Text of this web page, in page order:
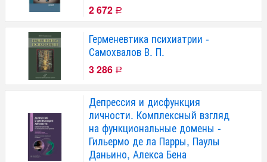
2 672 Р
Герменевтика психиатрии -
Самохвалов В. П.
3 286 Р
Депрессия и дисфункция
личности. Комплексный взгляд
на функциональные домены -
Гильермо де ла Парры, Паулы
Даньино, Алекса Бена